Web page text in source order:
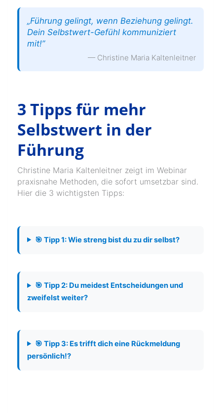
„Führung gelingt, wenn Beziehung gelingt.
Dein Selbstwert-Gefühl kommuniziert
mit!”
— Christine Maria Kaltenleitner
3 Tipps für mehr
Selbstwert in der
Führung
Christine Maria Kaltenleitner zeigt im Webinar
praxisnahe Methoden, die sofort umsetzbar sind.
Hier die 3 wichtigsten Tipps:
🎯 Tipp 1: Wie streng bist du zu dir selbst?
🎯 Tipp 2: Du meidest Entscheidungen und
zweifelst weiter?
🎯 Tipp 3: Es trifft dich eine Rückmeldung
persönlich!?